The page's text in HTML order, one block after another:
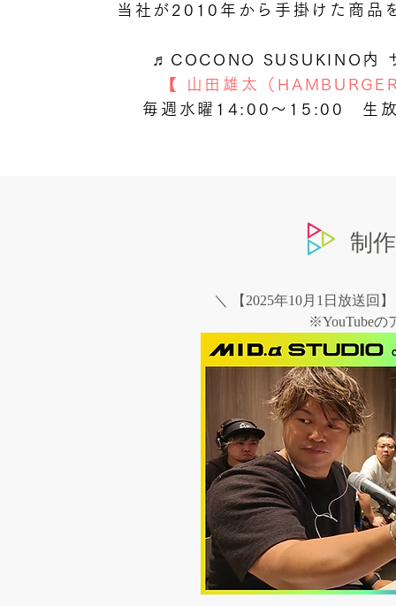
当社が2010年から手掛けた商品
♬COCONO SUSUKINO内
【 山田雄太（
毎週水曜14:00〜15:00 生
制
＼ 【2025年10月1日放送回
※YouTubeの